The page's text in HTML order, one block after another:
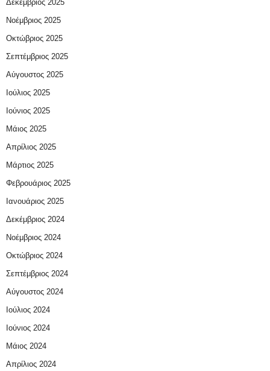
Δεκέμβριος 2025
Νοέμβριος 2025
Οκτώβριος 2025
Σεπτέμβριος 2025
Αύγουστος 2025
Ιούλιος 2025
Ιούνιος 2025
Μάιος 2025
Απρίλιος 2025
Μάρτιος 2025
Φεβρουάριος 2025
Ιανουάριος 2025
Δεκέμβριος 2024
Νοέμβριος 2024
Οκτώβριος 2024
Σεπτέμβριος 2024
Αύγουστος 2024
Ιούλιος 2024
Ιούνιος 2024
Μάιος 2024
Απρίλιος 2024